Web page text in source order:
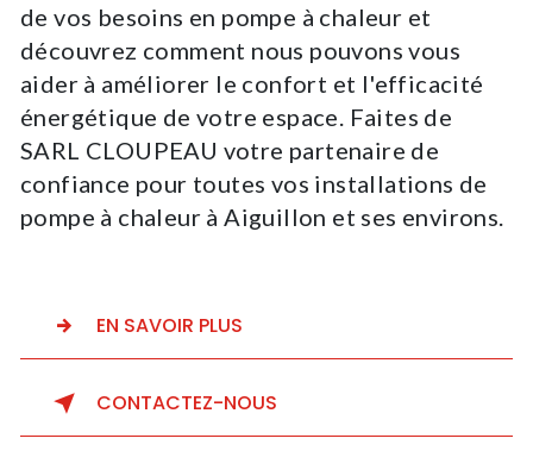
de vos besoins en pompe à chaleur et
découvrez comment nous pouvons vous
aider à améliorer le confort et l'efficacité
énergétique de votre espace. Faites de
SARL CLOUPEAU votre partenaire de
confiance pour toutes vos installations de
pompe à chaleur à Aiguillon et ses environs.
EN SAVOIR PLUS
CONTACTEZ-NOUS